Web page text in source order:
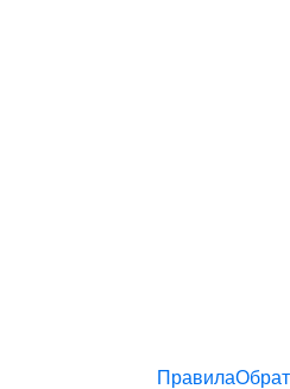
Правила